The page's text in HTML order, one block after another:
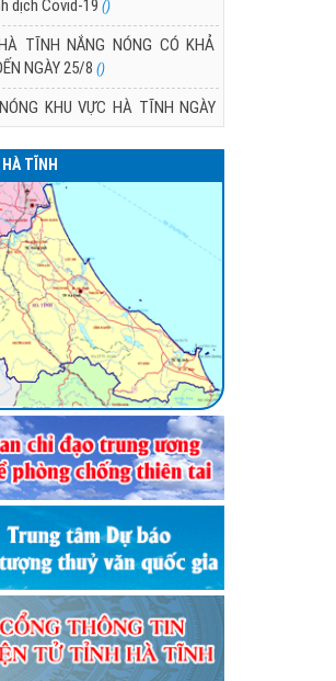
dịch Covid-19 ()
TĨNH NẮNG NÓNG CÓ KHẢ
NGÀY 25/8 ()
KHU VỰC HÀ TĨNH NGÀY
NÓNG Ở KHU VỰC HÀ TĨNH
TĨNH